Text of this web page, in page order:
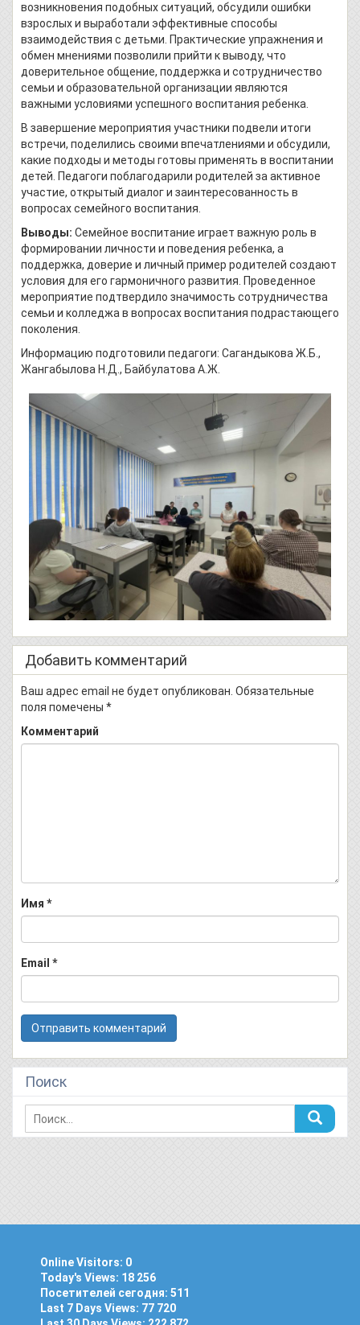
возникновения подобных ситуаций, обсудили ошибки
взрослых и выработали эффективные способы
взаимодействия с детьми. Практические упражнения и
обмен мнениями позволили прийти к выводу, что
доверительное общение, поддержка и сотрудничество
семьи и образовательной организации являются
важными условиями успешного воспитания ребенка.
В завершение мероприятия участники подвели итоги
встречи, поделились своими впечатлениями и обсудили,
какие подходы и методы готовы применять в воспитании
детей. Педагоги поблагодарили родителей за активное
участие, открытый диалог и заинтересованность в
вопросах семейного воспитания.
Выводы: Семейное воспитание играет важную роль в
формировании личности и поведения ребенка, а
поддержка, доверие и личный пример родителей создают
условия для его гармоничного развития. Проведенное
мероприятие подтвердило значимость сотрудничества
семьи и колледжа в вопросах воспитания подрастающего
поколения.
Информацию подготовили педагоги: Сагандыкова Ж.Б.,
Жангабылова Н.Д., Байбулатова А.Ж.
Добавить комментарий
Ваш адрес email не будет опубликован. Обязательные
поля помечены *
Комментарий
Имя *
Email *
Поиск
Online Visitors: 0
Today's Views: 18 256
Посетителей сегодня: 511
Last 7 Days Views: 77 720